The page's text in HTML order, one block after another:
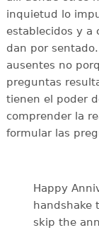
inquietud lo
establecidos y a
dan por
ausentes no
preguntas
tienen el poder
comprender la
formular las
Happy
handshake
skip the